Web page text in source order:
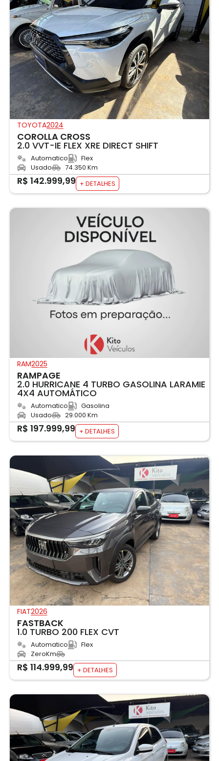
TOYOTA2024
COROLLA CROSS
2.0 VVT-IE FLEX XRE DIRECT SHIFT
Automatico
Flex
Usado
74.350 Km
R$ 142.999,99 + DETALHES
RAM2025
RAMPAGE
2.0 HURRICANE 4 TURBO GASOLINA LARAMIE
4X4 AUTOMÁTICO
Automatico
Gasolina
Usado
29.000 Km
R$ 197.999,99 + DETALHES
FIAT2026
FASTBACK
1.0 TURBO 200 FLEX CVT
Automatico
Flex
ZeroKm
R$ 114.999,99 + DETALHES